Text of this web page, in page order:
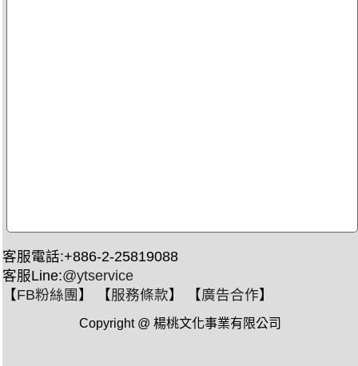
客服電話:+886-2-25819088
客服Line:@ytservice
【FB粉絲團 】 【服務條款】 【廣告合作】
Copyright @ 楊桃文化事業有限公司